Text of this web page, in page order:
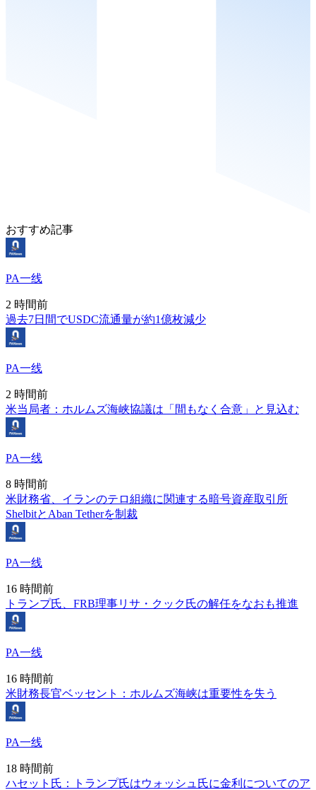
おすすめ記事
PA一线
2 時間前
過去7日間でUSDC流通量が約1億枚減少
PA一线
2 時間前
米当局者：ホルムズ海峡協議は「間もなく合意」と見込む
PA一线
8 時間前
米財務省、イランのテロ組織に関連する暗号資産取引所
ShelbitとAban Tetherを制裁
PA一线
16 時間前
トランプ氏、FRB理事リサ・クック氏の解任をなおも推進
PA一线
16 時間前
米財務長官ベッセント：ホルムズ海峡は重要性を失う
PA一线
18 時間前
ハセット氏：トランプ氏はウォッシュ氏に金利についてのア